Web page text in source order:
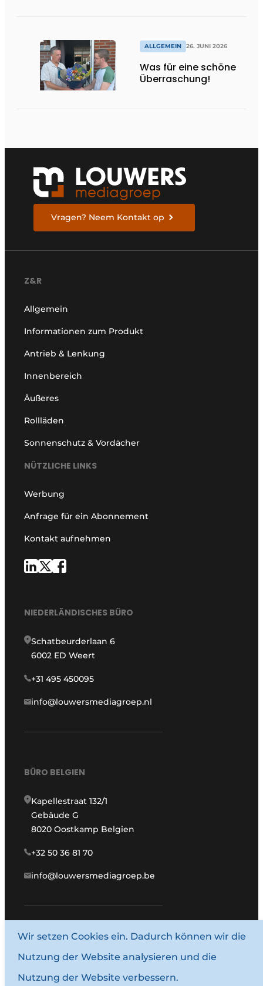
ALLGEMEIN 26. JUNI 2026
Was für eine schöne
Überraschung!
Vragen? Neem Kontakt op
Z&R
Allgemein
Informationen zum Produkt
Antrieb & Lenkung
Innenbereich
Äußeres
Rollläden
Sonnenschutz & Vordächer
NÜTZLICHE LINKS
Werbung
Anfrage für ein Abonnement
Kontakt aufnehmen
NIEDERLÄNDISCHES BÜRO
Schatbeurderlaan 6
6002 ED Weert
+31 495 450095
info@louwersmediagroep.nl
BÜRO BELGIEN
Kapellestraat 132/1
Gebäude G
8020 Oostkamp Belgien
+32 50 36 81 70
info@louwersmediagroep.be
www.louwersmediagroep.com
© 1987–2026 Louwersmediagroep.
Allgemeine Bedingungen und Konditionen
Wir setzen Cookies ein. Dadurch können wir die
Nutzung der Website analysieren und die
Nutzung der Website verbessern.